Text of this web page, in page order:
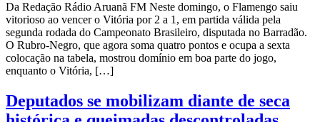
Da Redação Rádio Aruanã FM Neste domingo, o Flamengo saiu
vitorioso ao vencer o Vitória por 2 a 1, em partida válida pela
segunda rodada do Campeonato Brasileiro, disputada no Barradão.
O Rubro-Negro, que agora soma quatro pontos e ocupa a sexta
colocação na tabela, mostrou domínio em boa parte do jogo,
enquanto o Vitória, […]
Deputados se mobilizam diante de seca